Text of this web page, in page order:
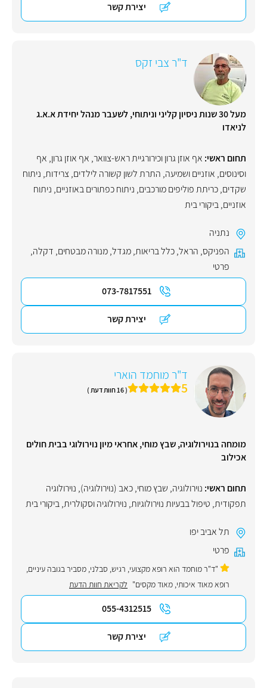
יצירת קשר
ד"ר צבי זקס
מעל 30 שנות ניסיון קליני וניתוחי, לשעבר מנהל יחידת א.א.ג
לניאדו
תחום ראשי: אף אוזן גרון וכירורגיית ראש-צוואר, אף אוזן גרון, אף
וסינוסים, אוזניים ושמיעה, התרת לשון קשורה לילדים, צרידות, ניתוח
שקדים,כריתת פוליפים מורכבים, ניתוח כפתורים באוזניים, ניתוח
אוזניים,ביקורי בית
נתניה
הפניקס, הראל,כלל בריאות,מגדל,מנורה מבטחים, דקלה,
פרטי
073-7817551
יצירת קשר
ד"ר מוחמד הוארי
5 ( 16 חוות דעת )
מומחה בנוירולוגיה, שבץ מוחי, אחראי מיון נוירולוגי בבית חולים
אכילוב
תחום ראשי: נוירולוגיה, שבץ מוחי,כאב (נוירולוגיה), נוירולוגיה
תפקודית, טיפול בבעיות נוירולוגיות, נוירולוגיה וסקולרית,ביקורי בית
תל אביב יפו
פרטי
"ד"ר מוחמד הוא רופא מקצועי, רגיש, סבלני, מסביר בגובה עיניים,
רופא מאוד איכותי, מאוד מקסים" לקריאת חוות הדעת
055-4312515
יצירת קשר